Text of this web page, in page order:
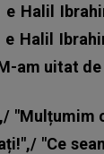
Halil
Halil
am uitat de
"Mulțumim
"Ce